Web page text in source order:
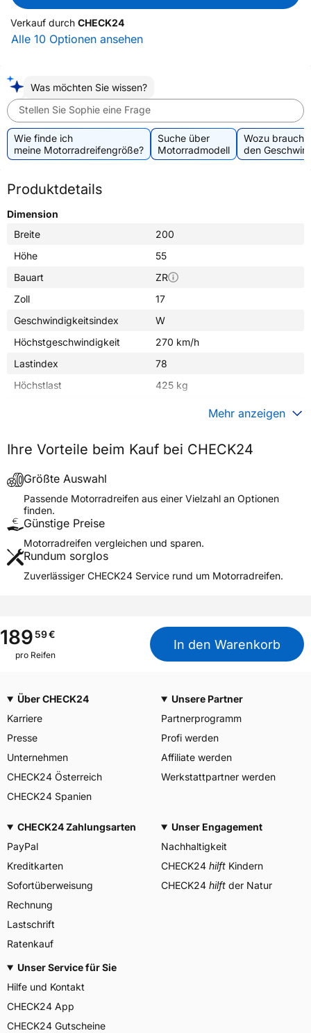
Verkauf durch CHECK24
Alle 10 Optionen ansehen
Was möchten Sie wissen?
Stellen Sie Sophie eine Frage
Wie finde ich
meine Motorradreifengröße?
Suche über
Motorradmodell
Wozu
den
Produktdetails
Dimension
Breite
200
Höhe
55
Bauart
ZR
Zoll
17
Geschwindigkeitsindex
W
Höchstgeschwindigkeit
270 km/h
Lastindex
78
Höchstlast
425 kg
Fahrzeugtyp
Motorrad
Verwendung
Modellname
POWER 5 REAR
Reifenposition
Motorradtyp
Super Sport
Weitere Eigenschaften
M+S
Nein
Motorrad Kennzeichnung
M/C
Allgemeine Produktsicherheit (GPSR)
Herstellerkontakt
MANUFACTURE FRANCAISE
DES PNEUMATIQUES
MICHELIN, place des
Carmes-Déchaux 23 63000
contact@tc.michelin.eu
Mehr anzeigen
Ihre Vorteile beim Kauf bei CHECK24
Größte Auswahl
Passende Motorradreifen aus einer Vielzahl an Optionen
finden.
Günstige Preise
Motorradreifen vergleichen und sparen.
Rundum sorglos
Zuverlässiger CHECK24 Service rund um Motorradreifen.
18959€
pro Reifen
In den Warenkorb
Über CHECK24
Karriere
Presse
Unternehmen
CHECK24 Österreich
CHECK24 Spanien
Unsere Partner
Partnerprogramm
Profi werden
Affiliate werden
Werkstattpartner werden
CHECK24 Zahlungsarten
PayPal
Kreditkarten
Sofortüberweisung
Rechnung
Lastschrift
Ratenkauf
Unser Engagement
Nachhaltigkeit
CHECK24 hilft Kindern
CHECK24 hilft der Natur
Unser Service für Sie
Hilfe und Kontakt
CHECK24 App
CHECK24 Gutscheine